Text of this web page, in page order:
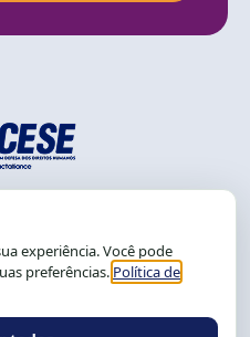
150. Graça
055
Brasil.
(71) 9 9239-2104 ou 2105
12h e 13 às 17h.